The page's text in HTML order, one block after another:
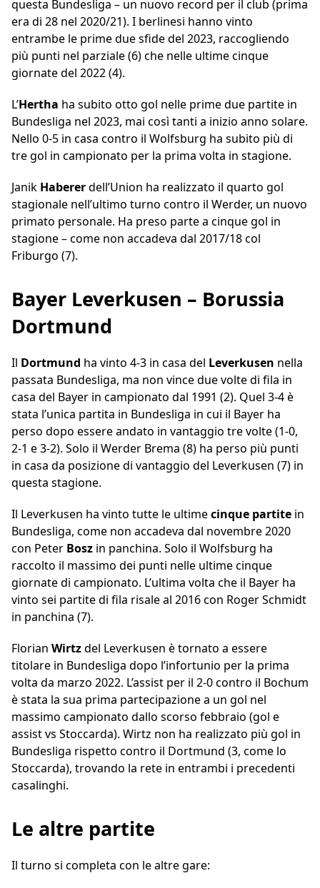
questa Bundesliga – un nuovo record per il club (prima
era di 28 nel 2020/21). I berlinesi hanno vinto
entrambe le prime due sfide del 2023, raccogliendo
più punti nel parziale (6) che nelle ultime cinque
giornate del 2022 (4).
L’Hertha ha subito otto gol nelle prime due partite in
Bundesliga nel 2023, mai così tanti a inizio anno solare.
Nello 0-5 in casa contro il Wolfsburg ha subito più di
tre gol in campionato per la prima volta in stagione.
Janik Habererdell’Union ha realizzato il quarto gol
stagionale nell’ultimo turno contro il Werder, un nuovo
primato personale. Ha preso parte a cinque gol in
stagione – come non accadeva dal 2017/18 col
Friburgo (7).
Bayer Leverkusen – Borussia
Dortmund
Il Dortmund ha vinto 4-3 in casa del Leverkusen nella
passata Bundesliga, ma non vince due volte di fila in
casa del Bayer in campionato dal 1991 (2). Quel 3-4 è
stata l’unica partita in Bundesliga in cui il Bayer ha
perso dopo essere andato in vantaggio tre volte (1-0,
2-1 e 3-2). Solo il Werder Brema (8) ha perso più punti
in casa da posizione di vantaggio del Leverkusen (7) in
questa stagione.
Il Leverkusen ha vinto tutte le ultimecinque partite in
Bundesliga, come non accadeva dal novembre 2020
con Peter Bosz in panchina. Solo il Wolfsburg ha
raccolto il massimo dei punti nelle ultime cinque
giornate di campionato. L’ultima volta che il Bayer ha
vinto sei partite di fila risale al 2016 con Roger Schmidt
in panchina (7).
Florian Wirtzdel Leverkusen è tornato a essere
titolare in Bundesliga dopo l’infortunio per la prima
volta da marzo 2022. L’assist per il 2-0 contro il Bochum
è stata la sua prima partecipazione a un gol nel
massimo campionato dallo scorso febbraio (gol e
assist vs Stoccarda). Wirtz non ha realizzato più gol in
Bundesliga rispetto contro il Dortmund (3, come lo
Stoccarda), trovando la rete in entrambi i precedenti
casalinghi.
Le altre partite
Il turno si completa con le altre gare: